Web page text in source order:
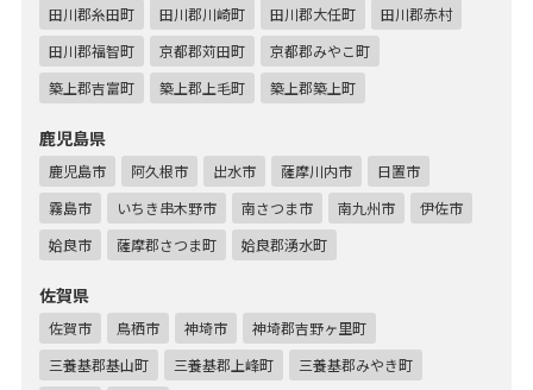
田川郡糸田町
田川郡川崎町 田川郡大任町
田川郡赤村
田川郡福智町
京都郡苅田町
京都郡みやこ町
築上郡吉富町
築上郡上毛町 築上郡築上町
鹿児島県
鹿児島市 阿久根市 出水市 薩摩川内市
日置市
霧島市
いちき串木野市 南さつま市 南九州市
伊佐市
姶良市
薩摩郡さつま町 姶良郡湧水町
佐賀県
佐賀市 鳥栖市 神埼市
神埼郡吉野ヶ里町
三養基郡基山町
三養基郡上峰町
三養基郡みやき町